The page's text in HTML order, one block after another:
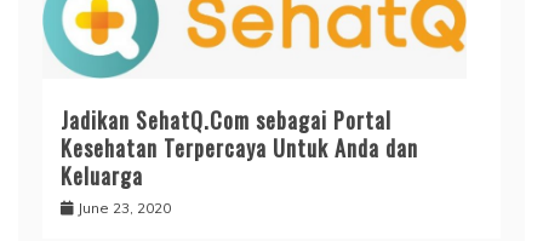
Jadikan SehatQ.Com sebagai Portal
Kesehatan Terpercaya Untuk Anda dan
Keluarga
June 23, 2020